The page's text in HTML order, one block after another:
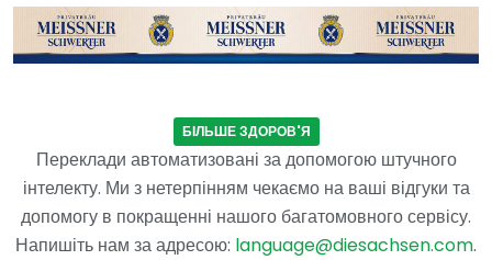
БІЛЬШЕ ЗДОРОВ'Я
Переклади автоматизовані за допомогою штучного
інтелекту. Ми з нетерпінням чекаємо на ваші відгуки та
допомогу в покращенні нашого багатомовного сервісу.
Напишіть нам за адресою: language@diesachsen.com.